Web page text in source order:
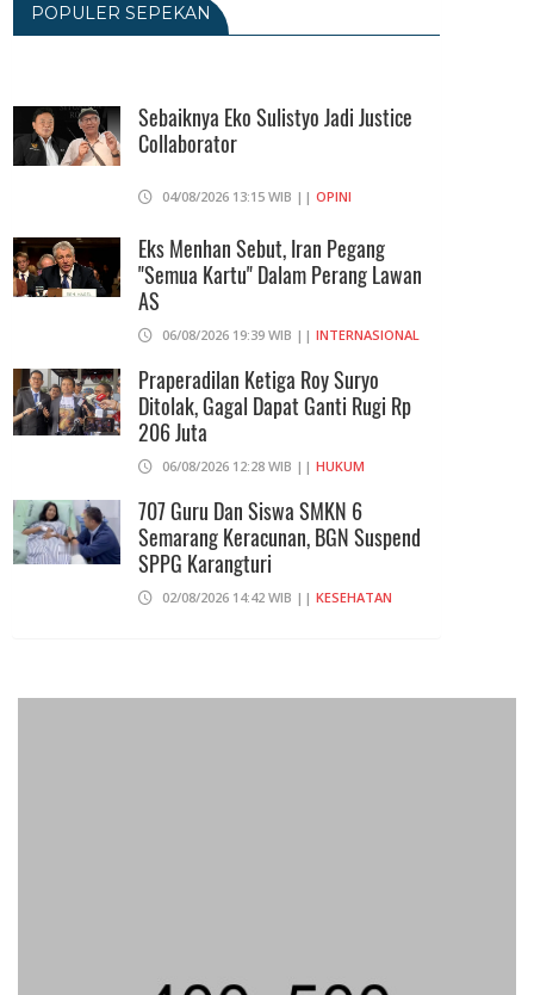
Sekolah Di Jaksel
06/08/2026 17:40 WIB ||
Ditunda, Pajak Untuk Pedagang
Online Baru Diterapkan 1 November
2026
06/08/2026 14:23 WIB ||DKI JAKARTA
POPULER SEPEKAN
Sebaiknya Eko Sulistyo Jadi Justice
Collaborator
04/08/2026 13:15 WIB || OPINI
Eks Menhan Sebut, Iran Pegang
"Semua Kartu" Dalam Perang Lawan
AS
06/08/2026 19:39 WIB || INTERNASIONAL
Praperadilan Ketiga Roy Suryo
Ditolak, Gagal Dapat Ganti Rugi Rp
206 Juta
06/08/2026 12:28 WIB || HUKUM
707 Guru Dan Siswa SMKN 6
Semarang Keracunan, BGN Suspend
SPPG Karangturi
02/08/2026 14:42 WIB || KESEHATAN
Maklumat Merdeka Barat
03/08/2026 18:31 WIB || PENDIDIKAN